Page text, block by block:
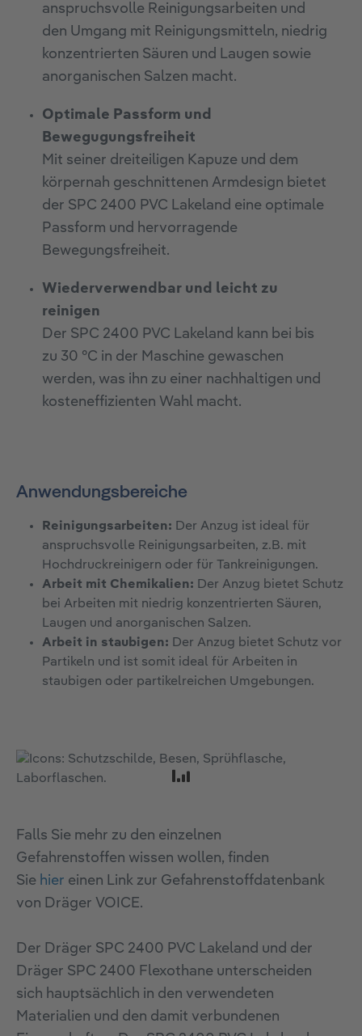
anspruchsvolle Reinigungsarbeiten und
den Umgang mit Reinigungsmitteln, niedrig
konzentrierten Säuren und Laugen sowie
anorganischen Salzen macht.
Optimale Passform und
Bewegugungsfreiheit
Mit seiner dreiteiligen Kapuze und dem
körpernah geschnittenen Armdesign bietet
der SPC 2400 PVC Lakeland eine optimale
Passform und hervorragende
Bewegungsfreiheit.
Wiederverwendbar und leicht zu
reinigen
Der SPC 2400 PVC Lakeland kann bei bis
zu 30 °C in der Maschine gewaschen
werden, was ihn zu einer nachhaltigen und
kosteneffizienten Wahl macht.
Anwendungsbereiche
Reinigungsarbeiten: Der Anzug ist ideal für
anspruchsvolle Reinigungsarbeiten, z.B. mit
Hochdruckreinigern oder für Tankreinigungen.
Arbeit mit Chemikalien: Der Anzug bietet Schutz
bei Arbeiten mit niedrig konzentrierten Säuren,
Laugen und anorganischen Salzen.
Arbeit in staubigen: Der Anzug bietet Schutz vor
Partikeln und ist somit ideal für Arbeiten in
staubigen oder partikelreichen Umgebungen.
Falls Sie mehr zu den einzelnen
Gefahrenstoffen wissen wollen, finden
Sie hier einen Link zur Gefahrenstoffdatenbank
von Dräger VOICE.
Der Dräger SPC 2400 PVC Lakeland und der
Dräger SPC 2400 Flexothane unterscheiden
sich hauptsächlich in den verwendeten
Materialien und den damit verbundenen